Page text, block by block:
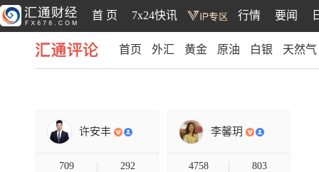
首 页 7x24快讯 行情 要闻
首页 外汇 黄金 原油 白银 天然气
许安丰
709 292
李馨玥
4758 803